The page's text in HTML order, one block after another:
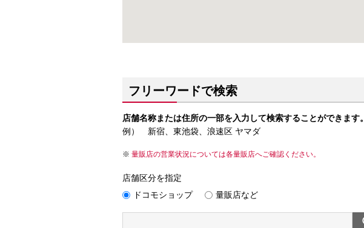
フリーワードで検索
店舗名称または住所の一部を入力して検索することができます。
例） 新宿、東池袋、浪速区 ヤマダ
量販店の営業状況については各量販店へご確認ください。
店舗区分を指定
ドコモショップ
量販店など